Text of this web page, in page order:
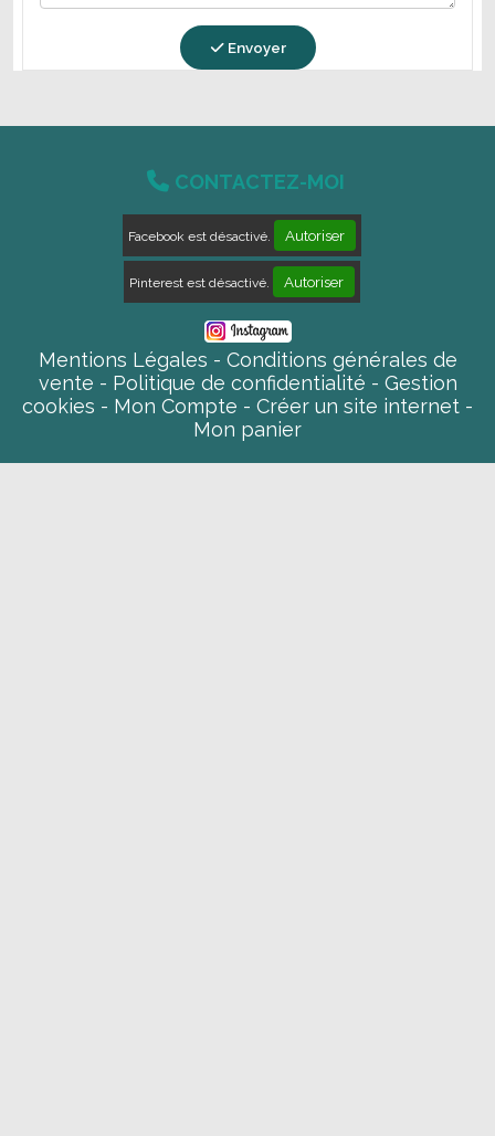
Envoyer
 CONTACTEZ-MOI
Facebook est désactivé. Autoriser
Pinterest est désactivé. Autoriser
Mentions Légales
Conditions générales de
vente
Politique de confidentialité
Gestion
cookies
Mon Compte
Créer un site internet
Mon panier